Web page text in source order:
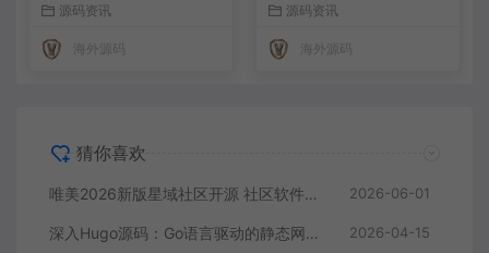
源码资讯
海外源码
源码资讯
海外源码
猜你喜欢
唯美2026新版星域社区开源 社区软件三端APP源码 2026-06-01
深入Hugo源码：Go语言驱动的静态网站生成器核心解析 2026-04-15